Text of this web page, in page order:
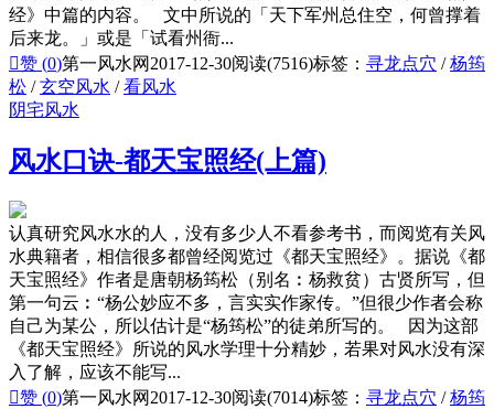
经》中篇的内容。 文中所说的「天下军州总住空，何曾撑着
后来龙。」或是「试看州衙...
赞 (0)第一风水网 2017-12-30阅读(7516)标签： 寻龙点穴 /杨筠
松 /玄空风水 /看风水
阴宅风水
风水口诀-都天宝照经(上篇)
认真研究风水水的人，没有多少人不看参考书，而阅览有关风
水典籍者，相信很多都曾经阅览过《都天宝照经》。据说《都
天宝照经》作者是唐朝杨筠松（别名︰杨救贫）古贤所写，但
第一句云︰“杨公妙应不多，言实实作家传。”但很少作者会称
自己为某公，所以估计是“杨筠松”的徒弟所写的。 因为这部
《都天宝照经》所说的风水学理十分精妙，若果对风水没有深
入了解，应该不能写...
赞 (0)第一风水网 2017-12-30阅读(7014)标签： 寻龙点穴 /杨筠